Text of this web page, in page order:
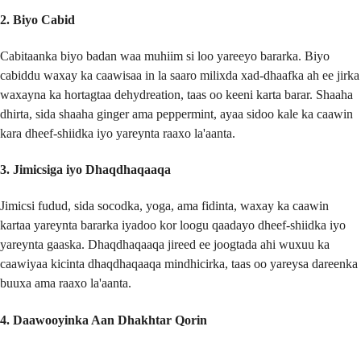
2. Biyo Cabid
Cabitaanka biyo badan waa muhiim si loo yareeyo bararka. Biyo
cabiddu waxay ka caawisaa in la saaro milixda xad-dhaafka ah ee jirka
waxayna ka hortagtaa dehydreation, taas oo keeni karta barar. Shaaha
dhirta, sida shaaha ginger ama peppermint, ayaa sidoo kale ka caawin
kara dheef-shiidka iyo yareynta raaxo la'aanta.
3. Jimicsiga iyo Dhaqdhaqaaqa
Jimicsi fudud, sida socodka, yoga, ama fidinta, waxay ka caawin
kartaa yareynta bararka iyadoo kor loogu qaadayo dheef-shiidka iyo
yareynta gaaska. Dhaqdhaqaaqa jireed ee joogtada ahi wuxuu ka
caawiyaa kicinta dhaqdhaqaaqa mindhicirka, taas oo yareysa dareenka
buuxa ama raaxo la'aanta.
4. Daawooyinka Aan Dhakhtar Qorin